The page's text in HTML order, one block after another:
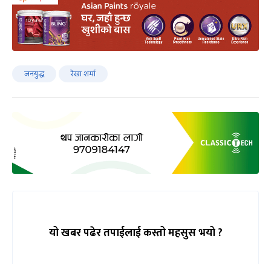
जनयुद्ध रेखा शर्मा
यो खबर पढेर तपाईलाई कस्तो महसुस भयो ?